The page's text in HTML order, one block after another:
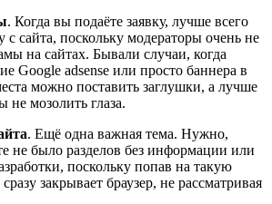
. Когда вы подаёте заявку, лучше всего
с сайта, поскольку модераторы очень не
на сайтах. Бывали случаи, когда
Google adsense или просто баннера в
можно поставить заглушки, а лучше
не мозолить глаза.
. Ещё одна важная тема. Нужно,
не было разделов без информации или
поскольку попав на такую
закрывает браузер, не рассматривая